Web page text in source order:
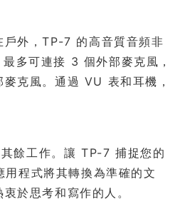
戶外，TP-7 的高音質音頻非
多可連接 3 個外部麥克風，
克風。通過 VU 表和耳機，
餘工作。讓 TP-7 捕捉您的
程式將其轉換為準確的文
於思考和寫作的人。